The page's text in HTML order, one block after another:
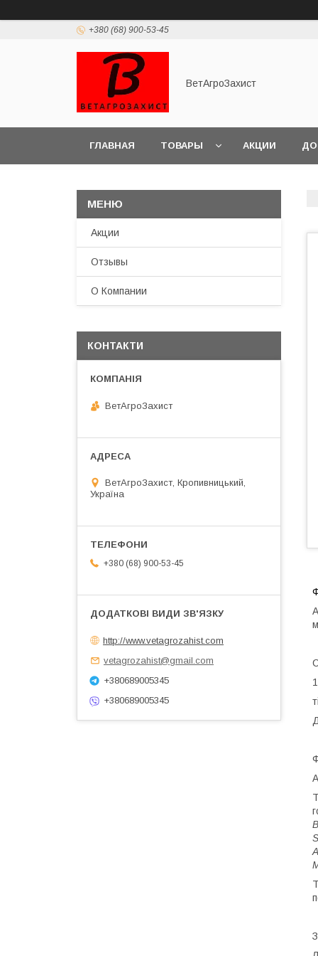
+380 (68) 900-53-45
ВетАгроЗахист
ГЛАВНАЯ ТОВАРЫ АКЦИИ
Акции
Отзывы
О Компании
КОНТАКТИ
ВетАгроЗахист
ВетАгроЗахист, Кропивницький,
Україна
+380 (68) 900-53-45
http://www.vetagrozahist.com
vetagrozahist@gmail.com
+380689005345
+380689005345